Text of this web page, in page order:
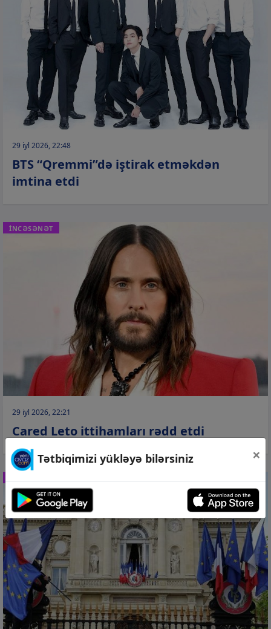
29 iyl 2026, 22:48
BTS “Qremmi”də iştirak etməkdən
imtina etdi
İNCƏSƏNƏT
29 iyl 2026, 22:21
Cared Leto ittihamları rədd etdi
Tətbiqimizi yükləyə bilərsiniz ×